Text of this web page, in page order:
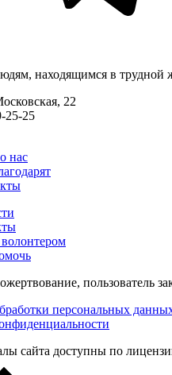
находящимся в трудной
22
25-25
нас
пользователь
персональных
сайта доступны по